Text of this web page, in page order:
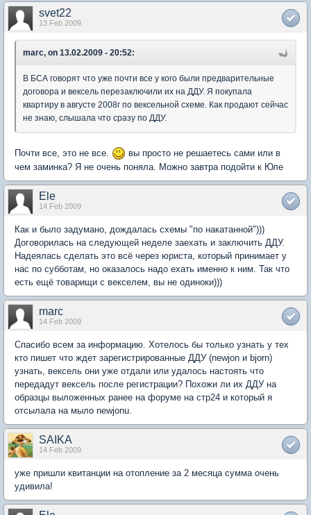
svet22
13 Feb 2009
marc, on 13.02.2009 - 20:52:
В БСА говорят что уже почти все у кого были предварительные
договора и вексель перезаключили их на ДДУ. Я покупала
квартиру в августе 2008г по вексельной схеме. Как продают сейчас
не знаю, слышала что сразу по ДДУ.
Почти все, это не все.
вы просто не решаетесь сами или в
чем заминка? Я не очень поняла. Можно завтра подойти к Юле
Ele
14 Feb 2009
Как и было задумано, дождалась схемы "по накатанной")))
Договорилась на следующей неделе заехать и заключить ДДУ.
Надеялась сделать это всё через юриста, который принимает у
нас по субботам, но оказалось надо ехать именно к ним. Так что
есть ещё товарищи с векселем, вы не одиноки)))
marc
14 Feb 2009
Спасибо всем за информацию. Хотелось бы только узнать у тех
кто пишет что ждет зарегистрированные ДДУ (newjon и bjorn)
узнать, вексель они уже отдали или удалось настоять что
передадут вексель после регистрации? Похожи ли их ДДУ на
образцы выложенных ранее на форуме на стр24 и который я
отсылала на мыло newjonu.
SAIKA
14 Feb 2009
уже пришли квитанции на отопление за 2 месяца сумма очень
удивила!